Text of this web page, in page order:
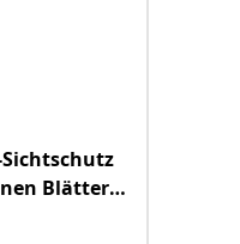
Blättern